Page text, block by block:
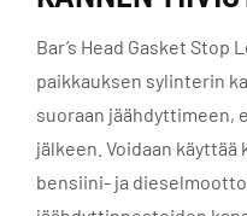
Bar’s Head Gasket Stop
paikkauksen sylinterin
suoraan jäähdyttimeen,
jälkeen. Voidaan
bensiini- ja